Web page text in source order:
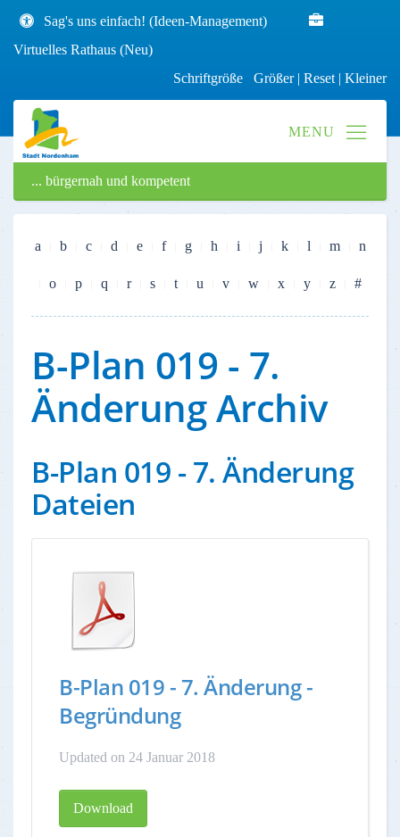
Sag's uns einfach! (Ideen-Management)
Virtuelles Rathaus (Neu)
Schriftgröße Größer| Reset | Kleiner
... bürgernah und kompetent
a b c d e f g h i j k l m n
o p q r s t u v w x y z #
B-Plan 019 - 7.
Änderung Archiv
B-Plan 019 - 7. Änderung
Dateien
B-Plan 019 - 7. Änderung -
Begründung
Updated on 24 Januar 2018
Download